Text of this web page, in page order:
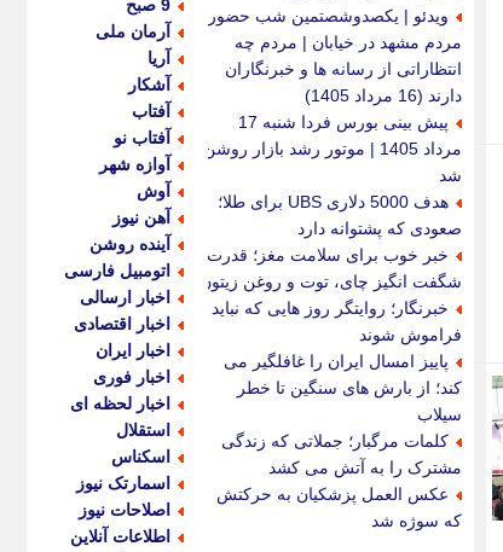
ویدئو | یکصدوشصتمین شب حضور
مردم مشهد در خیابان | مردم چه
انتظاراتی از رسانه ها و خبرنگاران
دارند (16 مرداد 1405)
پیش بینی بورس فردا شنبه 17
مرداد 1405 | موتور رشد بازار روشن
شد
هدف 5000 دلاری UBS برای طلا؛
صعودی که پشتوانه دارد
خبر خوب برای سلامت مغز؛ قدرت
شگفت انگیز چای، توت و روغن زیتون
خبرنگار؛ روایتگر روز هایی که نباید
فراموش شوند
پاییز امسال ایران را غافلگیر می
کند؛ از بارش های سنگین تا خطر
سیلاب
کلمات مرگبار؛ جملاتی که زندگی
مشترک را به آتش می کشد
عکس العمل پزشکیان به حرکتش
که سوژه شد
9 صبح
آرمان ملی
آریا
آشکار
آفتاب
آفتاب نو
آوازه شهر
آوش
آهن نیوز
آینده روشن
اتومبیل فارسی
اخبار ارسالی
اخبار اقتصادی
اخبار ایران
اخبار فوری
اخبار لحظه ای
استقلال
اسکناس
اسمارتک نیوز
اصلاحات نیوز
اطلاعات آنلاین